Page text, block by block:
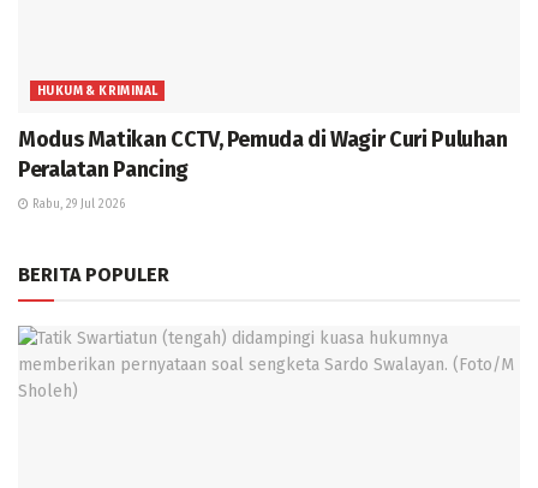
HUKUM & KRIMINAL
Modus Matikan CCTV, Pemuda di Wagir Curi Puluhan
Peralatan Pancing
Rabu, 29 Jul 2026
BERITA POPULER